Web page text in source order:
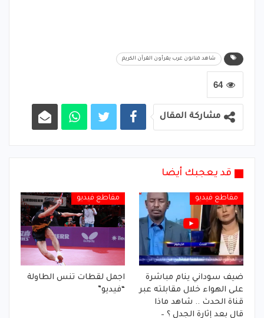
شاهد فنانون عرب يقرأون القرآن الكريم
64
مشاركة المقال
قد يعجبك أيضا
مقاطع فيديو
ضيف سوداني ينام مباشرة
على الهواء خلال مقابلته عبر
قناة الحدث .. شاهد ماذا
قال بعد إثارة الجدل ؟ –
مقاطع فيديو
اجمل لقطات تنس الطاولة
“فيديو”